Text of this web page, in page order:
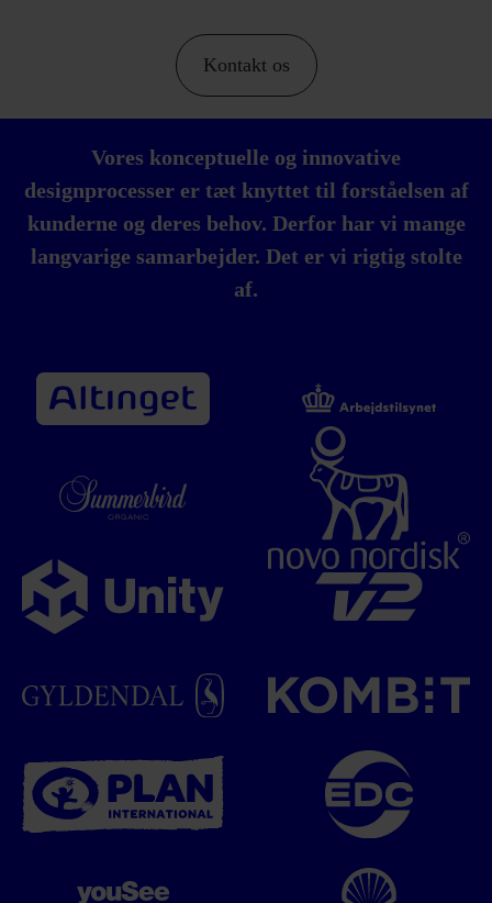
Kontakt os
Vores konceptuelle og innovative
designprocesser er tæt knyttet til forståelsen af
kunderne og deres behov. Derfor har vi mange
langvarige samarbejder. Det er vi rigtig stolte
af.